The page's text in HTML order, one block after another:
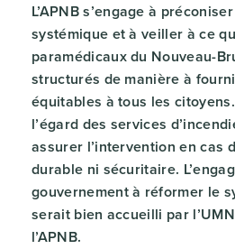
L’APNB s’engage à
systémique et à veiller à ce
paramédicaux du Nouveau-
structurés de manière à
équitables à tous les
l’égard des services
assurer l’intervention en cas
durable ni sécuritaire.
gouvernement à réformer le
serait bien accueilli par
l’APNB.